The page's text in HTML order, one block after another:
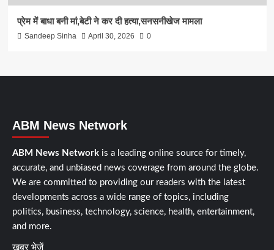
प्रेम में बाधा बनी मां,बेटी ने कर दी हत्या,सनसनीखेज मामला
Sandeep Sinha April 30, 2026 0
ABM News Network
ABM News Network is a leading online source for timely,
accurate, and unbiased news coverage from around the globe.
We are committed to providing our readers with the latest
developments across a wide range of topics, including
politics, business, technology, science, health, entertainment,
and more.
खबर भेजें